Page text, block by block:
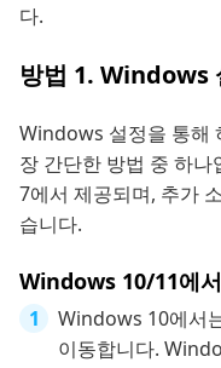
다.
방법 1. Windows
Windows 설정을 통해
장 간단한 방법 중 하
7에서 제공되며, 추가
습니다.
Windows 10/11에
Windows 10에서
이동합니다.